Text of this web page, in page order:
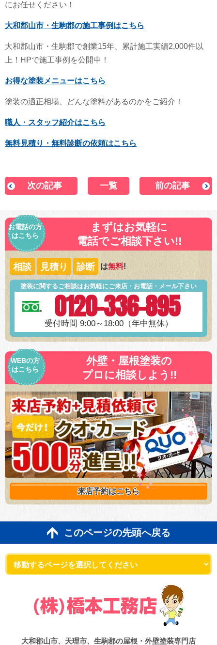
にお任せください！
大和郡山市・生駒郡の施工事例はこちら
大和郡山市・生駒郡で創業15年、累計施工実績2,000件以
上！HPで施工事例を公開中！
お得な塗装メニューはこちら
塗装の適正相場、どんな塗料があるのかをご紹介！
職人・スタッフ紹介はこちら
無料見積り・無料診断の依頼はこちら
次の記事 一覧 前の記事
お電話の方
はこちら
まずはお気軽に
電話でご相談下さい!!
相談 見積り 診断 は無料!
塗装に関するご相談はお気軽にご来店・お電話・メール下さい
0120-336-895
受付時間 9:00～18:00（年中無休）
WEBの方
はこちら
外壁・屋根塗装の
プロに相談しよう!!
来店予約はこちら
このページの先頭へ戻る
大和郡山市、天理市、生駒郡の屋根・外壁塗装専門店